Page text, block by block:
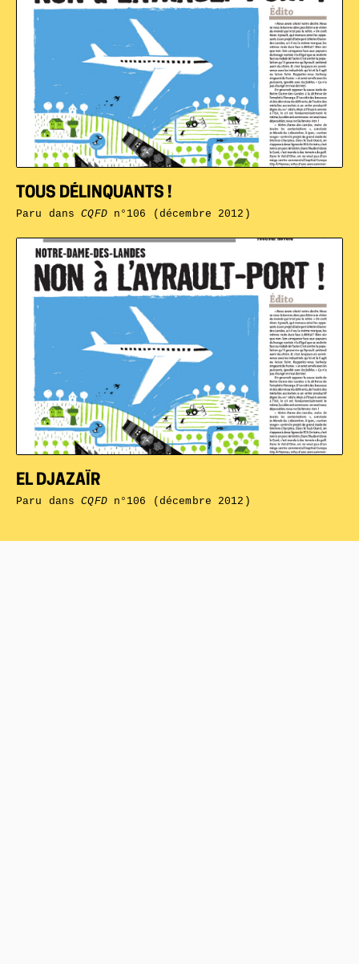
EL DJAZAÏR
Paru dansCQFDn°106 (décembre 2012)
TOUS DÉLINQUANTS !
Paru dansCQFDn°106 (décembre 2012)